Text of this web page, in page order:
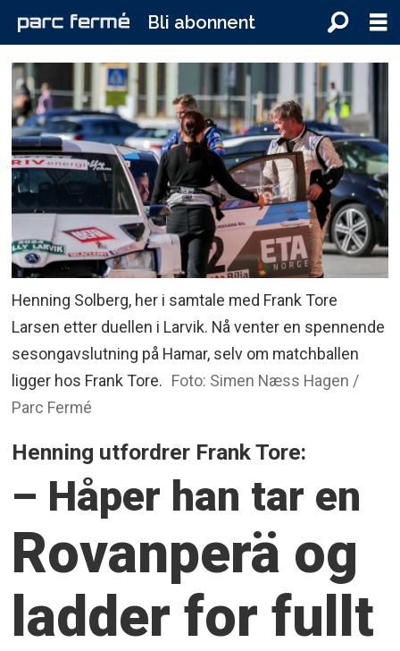
Bli abonnent
Henning Solberg, her i samtale med Frank Tore
Larsen etter duellen i Larvik. Nå venter en spennende
sesongavslutning på Hamar, selv om matchballen
ligger hos Frank Tore. Foto: Simen Næss Hagen /
Parc Fermé
Henning utfordrer Frank Tore:
– Håper han tar en
Rovanperä og
ladder for fullt